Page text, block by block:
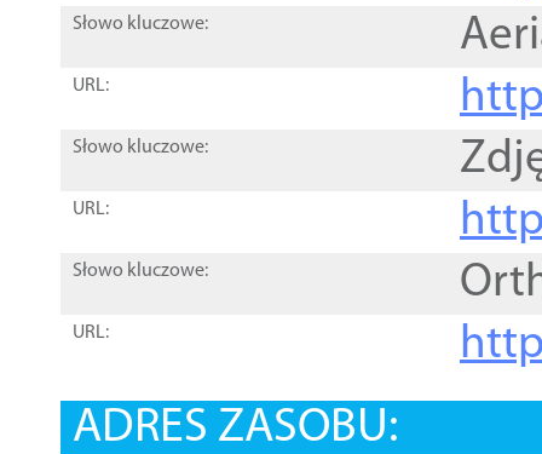
Słowo kluczowe:
URL:
Słowo kluczowe:
URL:
Słowo kluczowe:
URL:
ADRES ZASOBU: